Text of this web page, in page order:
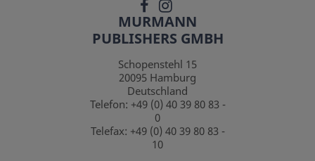
MURMANN
PUBLISHERS GMBH
Schopenstehl 15
20095 Hamburg
Deutschland
Telefon: +49 (0) 40 39 80 83 -
0
Telefax: +49 (0) 40 39 80 83 -
10